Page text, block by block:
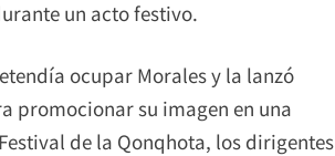
un acto festivo.
ocupar Morales y la lanzó
promocionar su imagen en una
de la Qonqhota, los dirigentes